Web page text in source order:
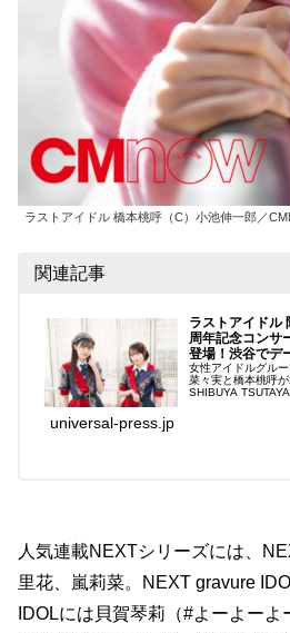
ラストアイドル 橋本桃呼（C）小池伸一郎／
関連記事
ラストアイドル
周年記念コンサ
登場！渋谷でデ
女性アイドルグル
菜々実と橋本桃呼
SHIBUYA
universal-press.jp
人気連載NEXTシリーズには、
里花、嵐莉菜。NEXT gravure
IDOLには貝賀琴莉（#よーよー